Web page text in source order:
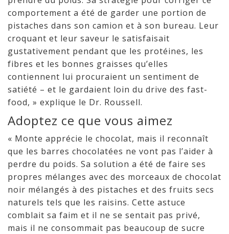
comportement a été de garder une portion de
pistaches dans son camion et à son bureau. Leur
croquant et leur saveur le satisfaisait
gustativement pendant que les protéines, les
fibres et les bonnes graisses qu’elles
contiennent lui procuraient un sentiment de
satiété – et le gardaient loin du drive des fast-
food, » explique le Dr. Roussell.
Adoptez ce que vous aimez
« Monte apprécie le chocolat, mais il reconnaît
que les barres chocolatées ne vont pas l’aider à
perdre du poids. Sa solution a été de faire ses
propres mélanges avec des morceaux de chocolat
noir mélangés à des pistaches et des fruits secs
naturels tels que les raisins. Cette astuce
comblait sa faim et il ne se sentait pas privé,
mais il ne consommait pas beaucoup de sucre